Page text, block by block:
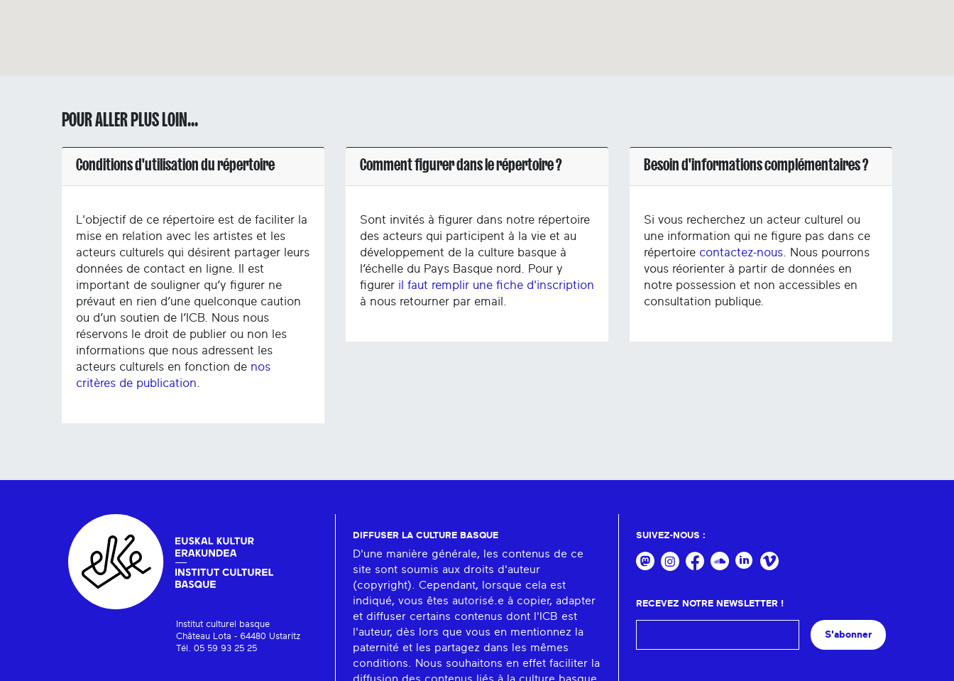
POUR ALLER PLUS LOIN...
Conditions d'utilisation du répertoire
L'objectif de ce répertoire est de faciliter la
mise en relation avec les artistes et les
acteurs culturels qui désirent partager leurs
données de contact en ligne. Il est
important de souligner qu’y figurer ne
prévaut en rien d’une quelconque caution
ou d’un soutien de l’ICB. Nous nous
réservons le droit de publier ou non les
informations que nous adressent les
acteurs culturels en fonction de nos
critères de publication
Comment figurer dans le répertoire ?
Sont invités à figurer dans notre répertoire
des acteurs qui participent à la vie et au
développement de la culture basque à
l’échelle du Pays Basque nord. Pour y
figurer il faut remplir une fiche d'inscription
à nous retourner par email.
Besoin d'informations complémentaires ?
Si vous recherchez un acteur culturel ou
une information qui ne figure pas dans ce
répertoire contactez-nous. Nous pourrons
vous réorienter à partir de données en
notre possession et non accessibles en
consultation publique.
Institut culturel basque
Château Lota - 64480 Ustaritz
Tél. 05 59 93 25 25
DIFFUSER LA CULTURE BASQUE
D'une manière générale, les contenus de ce
site sont soumis aux droits d'auteur
(copyright). Cependant, lorsque cela est
indiqué, vous êtes autorisé.e à copier, adapter
et diffuser certains contenus dont l'ICB est
l'auteur, dès lors que vous en mentionnez la
paternité et les partagez dans les mêmes
conditions. Nous souhaitons en effet faciliter la
SUIVEZ-NOUS :
RECEVEZ NOTRE NEWSLETTER !
S'abonner